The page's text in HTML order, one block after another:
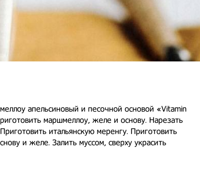
апельсиновый и песочной основой «Vitamin
маршмеллоу, желе и основу. Нарезать
итальянскую меренгу. Приготовить
и желе. Залить муссом, сверху украсить